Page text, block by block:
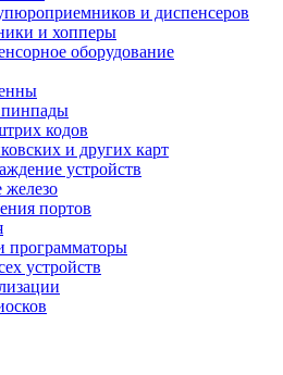
и диспенсеров
и хопперы
оборудование
кодов
и других карт
устройств
портов
программаторы
устройств